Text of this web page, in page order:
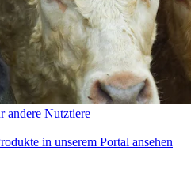
andere Nutztiere
in unserem Portal ansehen